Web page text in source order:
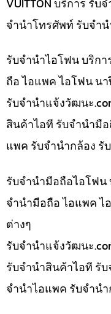
จำนำโทรศัพท์ รับจำ
รับจำนำไอโฟน บริก
ถือ ไอแพค ไอโฟน น
รับจํานําแจ้งวัฒนะ
สินค้าไอที รับจำนำมื
แพค รับจำนำกล้อง รับ
รับจำนำมือถือไอโฟน
จำนำมือถือ ไอแพค ไ
ต่างๆ
รับจํานําแจ้งวัฒนะ
รับจำนำสินค้าไอที รั
จำนำไอแพค รับจำน